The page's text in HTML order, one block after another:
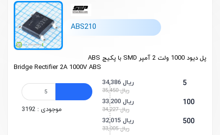
ABS210
پل دیود 1000 ولت 2 آمپر SMD با پکیج ABS
Bridge Rectifier 2A 1000V ABS
5 34,386 ریال
35,450 ریال
100 33,200 ریال
34,227 ریال
500 32,015 ریال
33,005 ریال
موجودی : 3192